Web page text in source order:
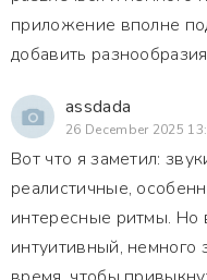
приложение вполне
добавить
assdada
26 December 2025
Вот что я заметил:
реалистичные,
интересные ритмы. Но
интуитивный, немного